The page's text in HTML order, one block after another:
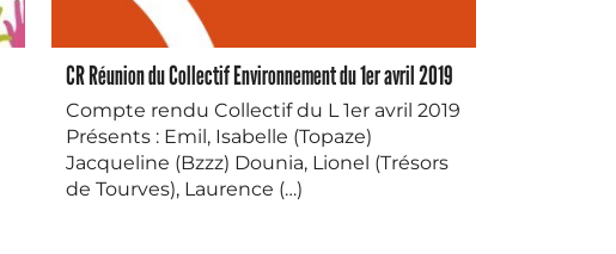
CR Réunion du Collectif Environnement du 1er avril 2019
Compte rendu Collectif du L 1er avril 2019
Présents : Emil, Isabelle (Topaze)
Jacqueline (Bzzz) Dounia, Lionel (Trésors
de Tourves), Laurence (…)